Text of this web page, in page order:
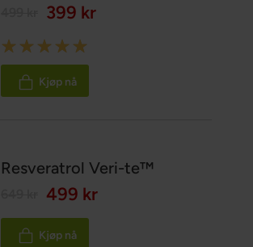
399 kr
Rating:
100%
Kjøp nå
Resveratrol Veri-te™
499 kr
Kjøp nå